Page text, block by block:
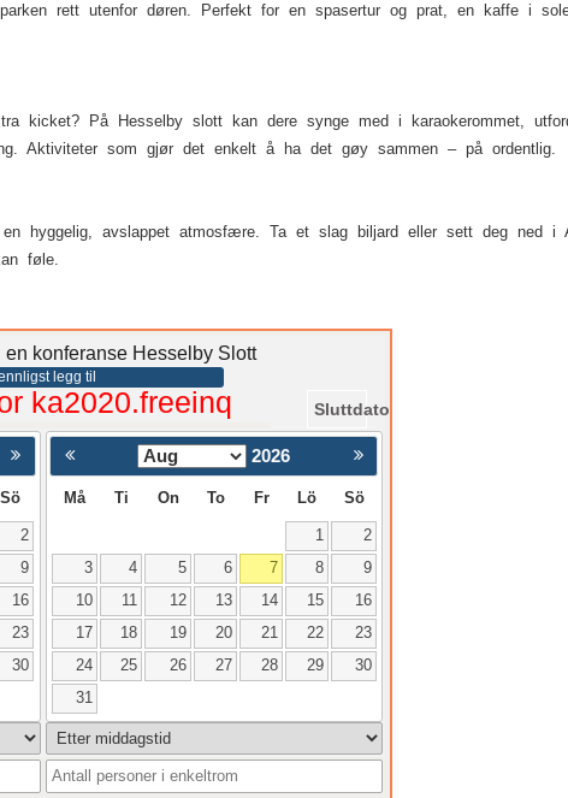
rett utenfor døren. Perfekt for en spasertur og prat, en kaffe i
kicket? På Hesselby slott kan dere synge med i karaokerommet,
Aktiviteter som gjør det enkelt å ha det gøy sammen – på ordentlig.
hyggelig, avslappet atmosfære. Ta et slag biljard eller sett deg ned i
føle.
konferanse Hesselby Slott
legg til
ka2020.freeinq Sluttdato
Sö
2
9
16
23
30
Nästa >
2026
Må Ti On To Fr Lö Sö
1
2
3
4 5 6 7 8
9
10
11 12 13 14 15
16
17
18 19 20 21 22
23
24
25 26 27 28 29
30
31